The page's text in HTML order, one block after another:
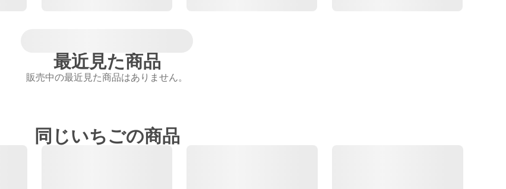
最近見た商品
販売中の最近見た商品はありません。
同じいちごの商品